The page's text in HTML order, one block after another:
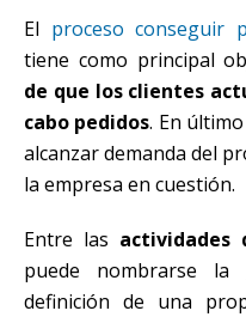
El proceso conseguir
tiene como principal
de que los clientes
cabo pedidos. En
alcanzar demanda del
la empresa en cuestión.
Entre las actividades
puede nombrarse
definición de una